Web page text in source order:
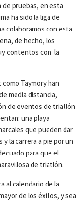
de pruebas, en esta
ha sido la liga de
colaboramos con esta
de hecho, los
contentos con la
Taymory han
media distancia,
de eventos de triatlón
una playa
que pueden dar
la carrera a pie por un
para que el
de triatlón.
al calendario de la
de los éxitos, y sea